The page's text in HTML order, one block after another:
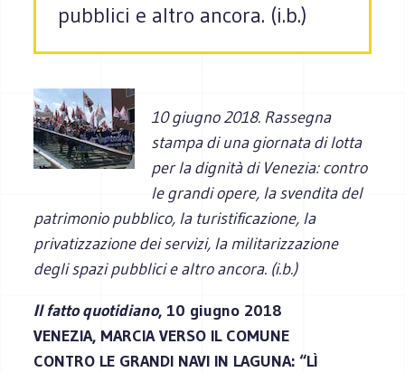
pubblici e altro ancora. (i.b.)
10 giugno 2018. Rassegna
stampa di una giornata di lotta
per la dignità di Venezia: contro
le grandi opere, la svendita del
patrimonio pubblico, la turistificazione, la
privatizzazione dei servizi, la militarizzazione
degli spazi pubblici e altro ancora. (i.b.)
Il fatto quotidiano, 10 giugno 2018
VENEZIA, MARCIA VERSO IL COMUNE
CONTRO LE GRANDI NAVI IN LAGUNA: “LÌ